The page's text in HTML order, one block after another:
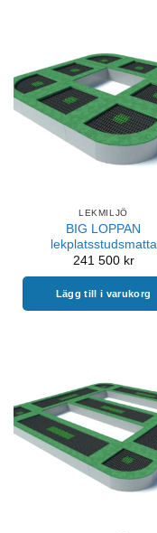
LEKMILJÖ
BIG LOPPAN
lekplatsstudsmatta
241 500 kr
Lägg till i varukorg